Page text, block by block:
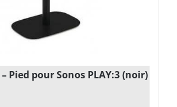
– Pied pour Sonos PLAY:3 (noir)